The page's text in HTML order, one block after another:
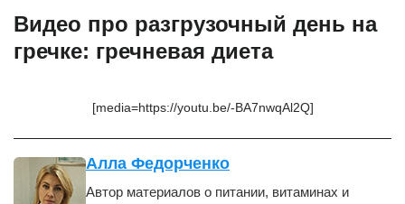
Видео про разгрузочный день на
гречке: гречневая диета
[media=https://youtu.be/-BA7nwqAl2Q]
Алла Федорченко
Автор материалов о питании, витаминах и